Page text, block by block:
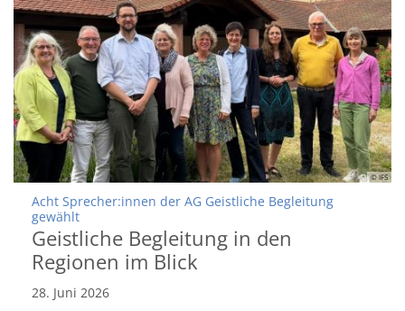
© IFS
Acht Sprecher:innen der AG Geistliche Begleitung
gewählt:
Geistliche Begleitung in den
Regionen im Blick
28. Juni 2026